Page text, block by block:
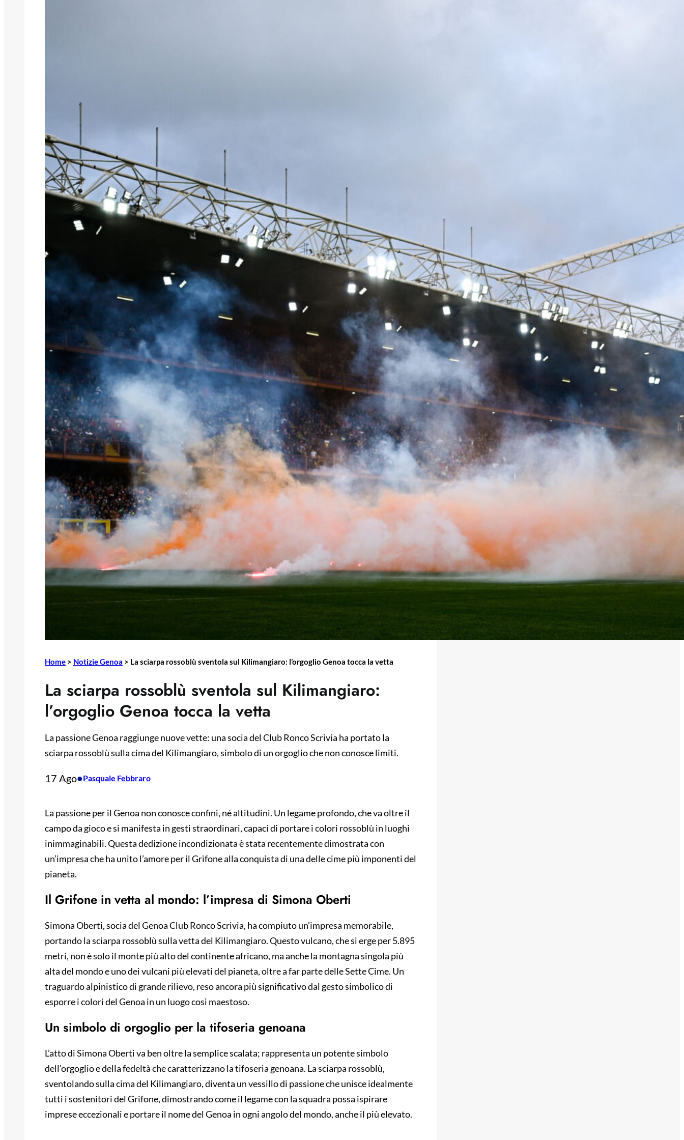
Home > Notizie Genoa > La sciarpa rossoblù sventola sul Kilimangiaro: l’orgoglio Genoa tocca la vetta
La sciarpa rossoblù sventola sul Kilimangiaro:
l’orgoglio Genoa tocca la vetta
La passione Genoa raggiunge nuove vette: una socia del Club Ronco Scrivia ha portato la
sciarpa rossoblù sulla cima del Kilimangiaro, simbolo di un orgoglio che non conosce limiti.
17 Ago•Pasquale Febbraro
La passione per il Genoa non conosce confini, né altitudini. Un legame profondo, che va oltre il
campo da gioco e si manifesta in gesti straordinari, capaci di portare i colori rossoblù in luoghi
inimmaginabili. Questa dedizione incondizionata è stata recentemente dimostrata con
un’impresa che ha unito l’amore per il Grifone alla conquista di una delle cime più imponenti del
pianeta.
Il Grifone in vetta al mondo: l’impresa di Simona Oberti
Simona Oberti, socia del Genoa Club Ronco Scrivia, ha compiuto un’impresa memorabile,
portando la sciarpa rossoblù sulla vetta del Kilimangiaro. Questo vulcano, che si erge per 5.895
metri, non è solo il monte più alto del continente africano, ma anche la montagna singola più
alta del mondo e uno dei vulcani più elevati del pianeta, oltre a far parte delle Sette Cime. Un
traguardo alpinistico di grande rilievo, reso ancora più significativo dal gesto simbolico di
esporre i colori del Genoa in un luogo così maestoso.
Un simbolo di orgoglio per la tifoseria genoana
L’atto di Simona Oberti va ben oltre la semplice scalata; rappresenta un potente simbolo
dell’orgoglio e della fedeltà che caratterizzano la tifoseria genoana. La sciarpa rossoblù,
sventolando sulla cima del Kilimangiaro, diventa un vessillo di passione che unisce idealmente
tutti i sostenitori del Grifone, dimostrando come il legame con la squadra possa ispirare
imprese eccezionali e portare il nome del Genoa in ogni angolo del mondo, anche il più elevato.